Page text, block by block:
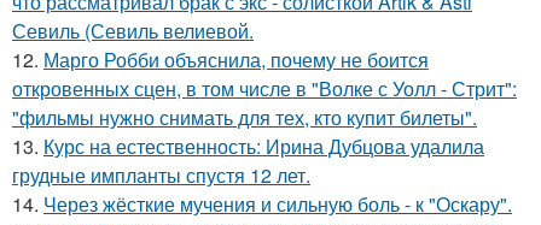
Севиль (Севиль велиевой.
12. Марго Робби объяснила, почему не боится
откровенных сцен, в том числе в "Волке с Уолл - Стрит":
"фильмы нужно снимать для тех, кто купит билеты".
13. Курс на естественность: Ирина Дубцова удалила
грудные импланты спустя 12 лет.
14. Через жёсткие мучения и сильную боль - к "Оскару".